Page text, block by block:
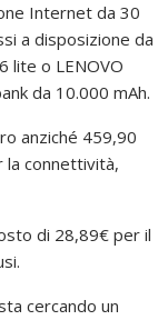
Internet da 30
a disposizione da
lite o LENOVO
da 10.000 mAh.
anziché 459,90
la connettività,
di 28,89€ per il
cercando un